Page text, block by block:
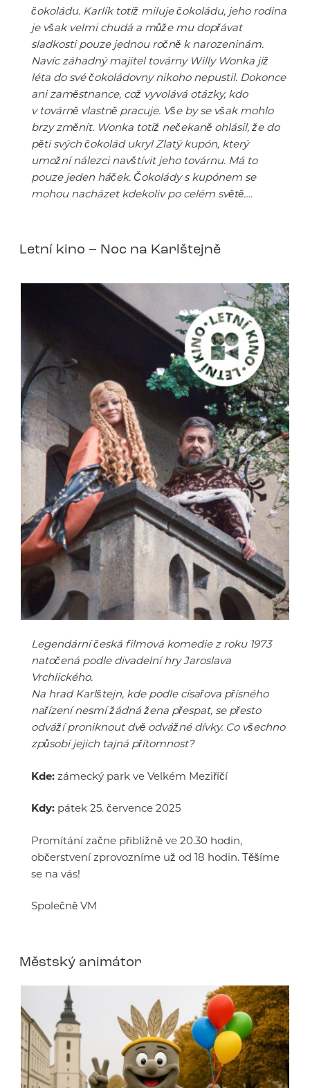
čokoládu. Karlík totiž miluje čokoládu, jeho rodina
je však velmi chudá a může mu dopřávat
sladkosti pouze jednou ročně k narozeninám.
Navíc záhadný majitel továrny Willy Wonka již
léta do své čokoládovny nikoho nepustil. Dokonce
ani zaměstnance, což vyvolává otázky, kdo
v továrně vlastně pracuje. Vše by se však mohlo
brzy změnit. Wonka totiž nečekaně ohlásil, že do
pěti svých čokolád ukryl Zlatý kupón, který
umožní nálezci navštívit jeho továrnu. Má to
pouze jeden háček. Čokolády s kupónem se
mohou nacházet kdekoliv po celém světě….
Letní kino – Noc na Karlštejně
Legendární česká filmová komedie z roku 1973
natočená podle divadelní hry Jaroslava
Vrchlického.
Na hrad Karlštejn, kde podle císařova přísného
nařízení nesmí žádná žena přespat, se přesto
odváží proniknout dvě odvážné dívky. Co všechno
způsobí jejich tajná přítomnost?
Kde: zámecký park ve Velkém Meziříčí
Kdy: pátek 25. července 2025
Promítání začne přibližně ve 20.30 hodin,
občerstvení zprovozníme už od 18 hodin. Těšíme
se na vás!
Společně VM
Městský animátor